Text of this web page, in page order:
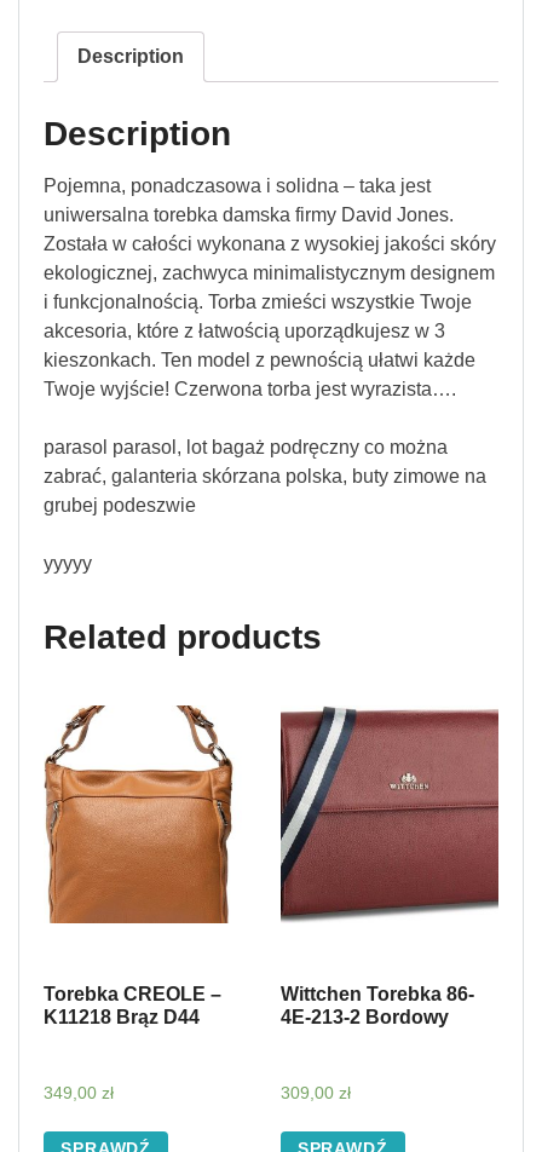
Description
Description
Pojemna, ponadczasowa i solidna – taka jest
uniwersalna torebka damska firmy David Jones.
Została w całości wykonana z wysokiej jakości skóry
ekologicznej, zachwyca minimalistycznym designem
i funkcjonalnością. Torba zmieści wszystkie Twoje
akcesoria, które z łatwością uporządkujesz w 3
kieszonkach. Ten model z pewnością ułatwi każde
Twoje wyjście! Czerwona torba jest wyrazista….
parasol parasol, lot bagaż podręczny co można
zabrać, galanteria skórzana polska, buty zimowe na
grubej podeszwie
yyyyy
Related products
Torebka CREOLE –
K11218 Brąz D44
349,00 zł
Wittchen Torebka 86-
4E-213-2 Bordowy
309,00 zł